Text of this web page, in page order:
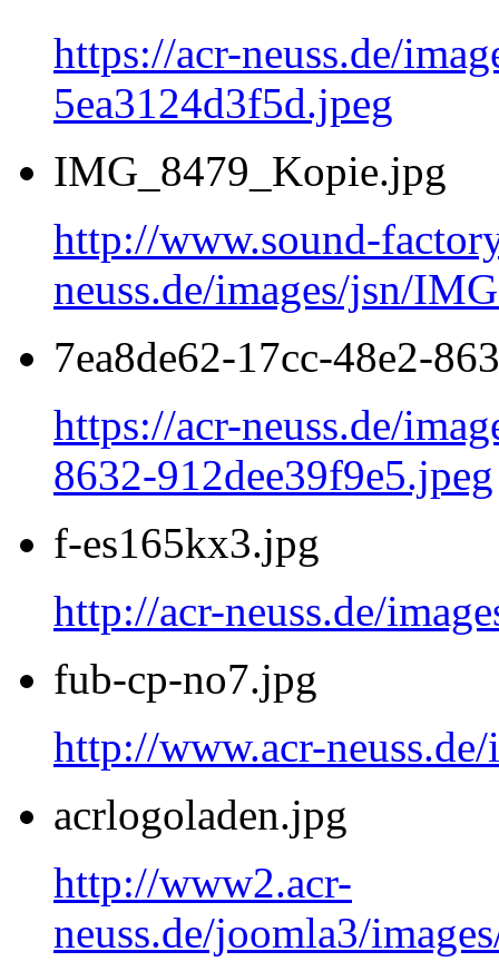
https://acr-neuss.de/
5ea3124d3f5d.jpeg
IMG_8479_Kopie.jpg
http://www.sound-
neuss.de/images/jsn/
7ea8de62-17cc-48e2-
https://acr-neuss.de/
8632-912dee39f9e5.jpeg
f-es165kx3.jpg
http://acr-neuss.de/
fub-cp-no7.jpg
http://www.acr-
acrlogoladen.jpg
http://www2.acr-
neuss.de/joomla3/